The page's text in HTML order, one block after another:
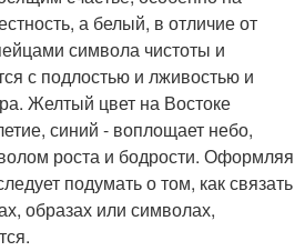
а белый, в отличие от
символа чистоты и
с подлостью и лживостью и
Желтый цвет на Востоке
синий - воплощает небо,
роста и бодрости. Оформляя
подумать о том, как связать
образах или символах,